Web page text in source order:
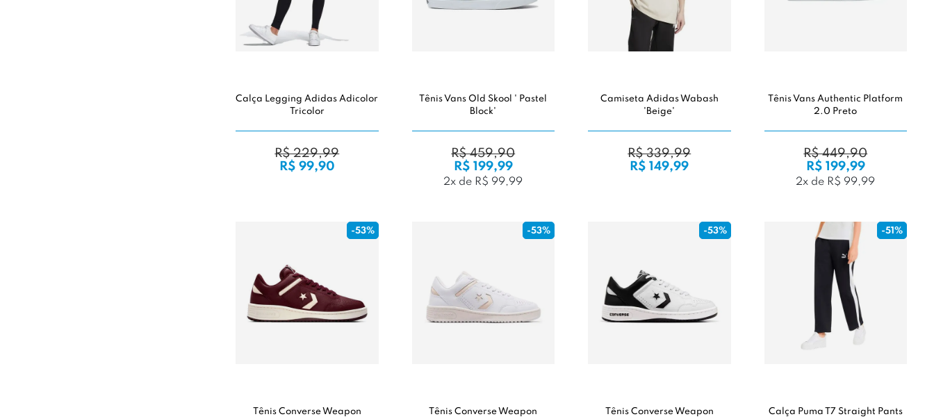
Calça Legging Adidas Adicolor
Tricolor
R$ 229,99
R$ 99,90
Tênis Vans Old Skool ' Pastel
Block'
R$ 459,90
R$ 199,99
2x de R$ 99,99
Camiseta Adidas Wabash
'Beige'
R$ 339,99
R$ 149,99
Tênis Vans Authentic Platform
2.0 Preto
R$ 449,90
R$ 199,99
2x de R$ 99,99
-53%
Tênis Converse Weapon
-53%
Tênis Converse Weapon
-53%
Tênis Converse Weapon
-51%
Calça Puma T7 Straight Pants